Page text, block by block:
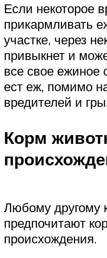
Если некоторое
прикармливать
участке, через
привыкнет и
все свое ежиное
ест еж, помимо
вредителей и
Корм
Любому другому
предпочитают
происхождения.